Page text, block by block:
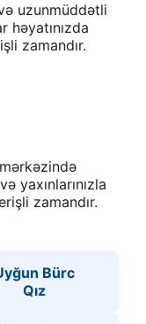
uzunmüddətli
həyatınızda
zamandır.
yaxınlarınızla
zamandır.
Bürc
Qız